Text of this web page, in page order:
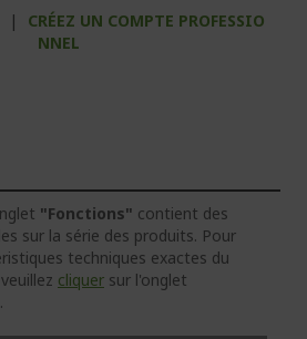
|
CRÉEZ UN COMPTE PROFESSIO
NNEL
"Fonctions" contient des
sur la série des produits. Pour
techniques exactes du
cliquer sur l'onglet
.